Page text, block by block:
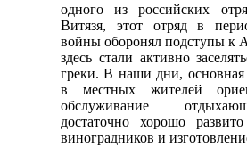
одного из российских
Витязя, этот отряд в
войны оборонял подступы к
здесь стали активно
греки. В наши дни, основная
в местных жителей
обслуживание
достаточно хорошо
виноградников и